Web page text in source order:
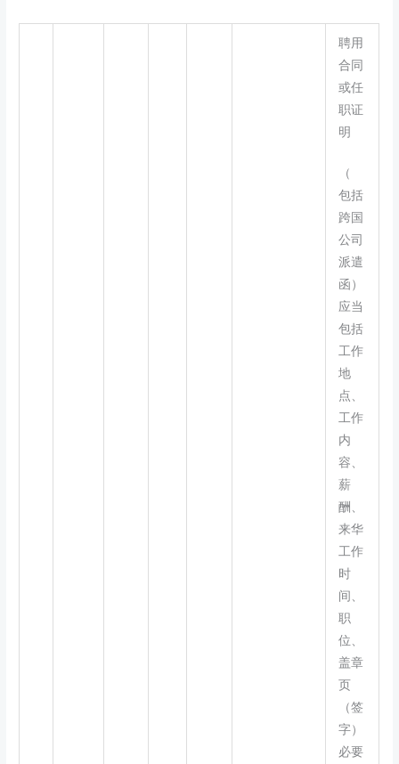
聘用
合同
或任
职证
明
（
包括
跨国
公司
派遣
函）
应当
包括
工作
地
点、
工作
内
容、
薪
酬、
来华
工作
时
间、
职
位、
盖章
页
（签
字）
必要